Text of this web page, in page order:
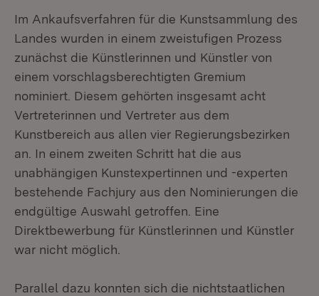
Im Ankaufsverfahren für die Kunstsammlung des
Landes wurden in einem zweistufigen Prozess
zunächst die Künstlerinnen und Künstler von
einem vorschlagsberechtigten Gremium
nominiert. Diesem gehörten insgesamt acht
Vertreterinnen und Vertreter aus dem
Kunstbereich aus allen vier Regierungsbezirken
an. In einem zweiten Schritt hat die aus
unabhängigen Kunstexpertinnen und -experten
bestehende Fachjury aus den Nominierungen die
endgültige Auswahl getroffen. Eine
Direktbewerbung für Künstlerinnen und Künstler
war nicht möglich.
Parallel dazu konnten sich die nichtstaatlichen